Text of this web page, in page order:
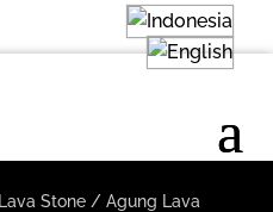
Stone/ Agung Lava